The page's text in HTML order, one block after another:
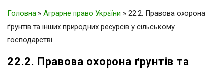
Головна » Аграрне право України » 22.2. Правова охорона
ґрунтів та інших природних ресурсів у сільському
господарстві
22.2. Правова охорона ґрунтів та